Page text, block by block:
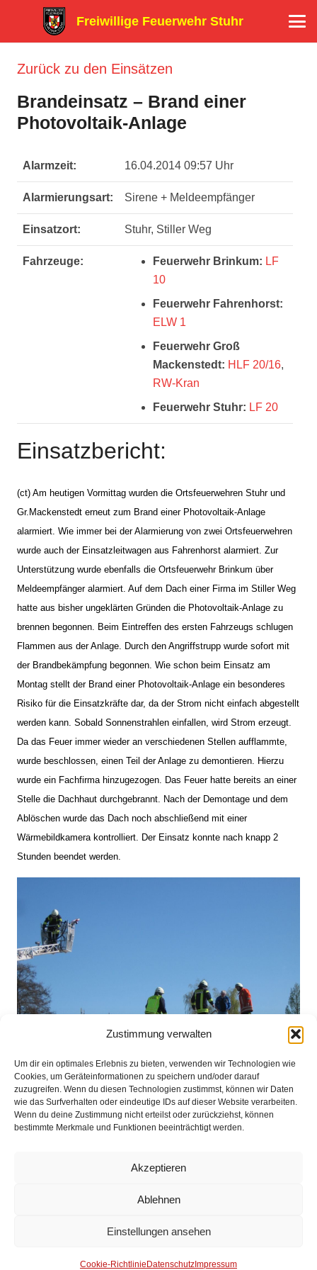
Zustimmung verwalten
Um dir ein optimales Erlebnis zu bieten, verwenden wir Technologien wie
Cookies, um Geräteinformationen zu speichern und/oder darauf
zuzugreifen. Wenn du diesen Technologien zustimmst, können wir Daten
wie das Surfverhalten oder eindeutige IDs auf dieser Website verarbeiten.
Wenn du deine Zustimmung nicht erteilst oder zurückziehst, können
bestimmte Merkmale und Funktionen beeinträchtigt werden.
Akzeptieren
Ablehnen
Einstellungen ansehen
Cookie-Richtlinie Datenschutz Impressum
Freiwillige Feuerwehr Stuhr
Zurück zu den Einsätzen
Brandeinsatz – Brand einer
Photovoltaik-Anlage
Alarmzeit: 16.04.2014 09:57 Uhr
Alarmierungsart: Sirene + Meldeempfänger
Einsatzort: Stuhr, Stiller Weg
Fahrzeuge: Feuerwehr Brinkum: LF
10
Feuerwehr Fahrenhorst:
ELW 1
Feuerwehr Groß
Mackenstedt: HLF 20/16,
RW-Kran
Feuerwehr Stuhr: LF 20
Einsatzbericht:
(ct) Am heutigen Vormittag wurden die Ortsfeuerwehren Stuhr und
Gr.Mackenstedt erneut zum Brand einer Photovoltaik-Anlage
alarmiert. Wie immer bei der Alarmierung von zwei Ortsfeuerwehren
wurde auch der Einsatzleitwagen aus Fahrenhorst alarmiert. Zur
Unterstützung wurde ebenfalls die Ortsfeuerwehr Brinkum über
Meldeempfänger alarmiert. Auf dem Dach einer Firma im Stiller Weg
hatte aus bisher ungeklärten Gründen die Photovoltaik-Anlage zu
brennen begonnen. Beim Eintreffen des ersten Fahrzeugs schlugen
Flammen aus der Anlage. Durch den Angriffstrupp wurde sofort mit
der Brandbekämpfung begonnen. Wie schon beim Einsatz am
Montag stellt der Brand einer Photovoltaik-Anlage ein besonderes
Risiko für die Einsatzkräfte dar, da der Strom nicht einfach abgestellt
werden kann. Sobald Sonnenstrahlen einfallen, wird Strom erzeugt.
Da das Feuer immer wieder an verschiedenen Stellen aufflammte,
wurde beschlossen, einen Teil der Anlage zu demontieren. Hierzu
wurde ein Fachfirma hinzugezogen. Das Feuer hatte bereits an einer
Stelle die Dachhaut durchgebrannt. Nach der Demontage und dem
Ablöschen wurde das Dach noch abschließend mit einer
Wärmebildkamera kontrolliert. Der Einsatz konnte nach knapp 2
Stunden beendet werden.
Datenschutz
Anmelden